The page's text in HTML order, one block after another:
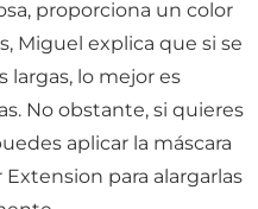
proporciona un color
Miguel explica que si se
largas, lo mejor es
No obstante, si quieres
aplicar la máscara
para alargarlas